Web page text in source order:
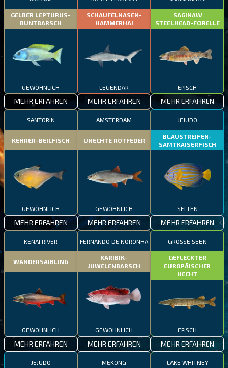
GELBER LEPTURUS-
BUNTBARSCH
GEWÖHNLICH
MEHR ERFAHREN
SCHAUFELNASEN-
HAMMERHAI
LEGENDÄR
MEHR ERFAHREN
SAGINAW
STEELHEAD-FORELLE
EPISCH
MEHR ERFAHREN
SANTORIN
KEHRER-BEILFISCH
GEWÖHNLICH
MEHR ERFAHREN
AMSTERDAM
UNECHTE ROTFEDER
GEWÖHNLICH
MEHR ERFAHREN
JEJUDO
BLAUSTREIFEN-
SAMTKAISERFISCH
SELTEN
MEHR ERFAHREN
KENAI RIVER
WANDERSAIBLING
GEWÖHNLICH
MEHR ERFAHREN
FERNANDO DE NORONHA
KARIBIK-
JUWELENBARSCH
GEWÖHNLICH
MEHR ERFAHREN
GROSSE SEEN
GEFLECKTER
EUROPÄISCHER
HECHT
EPISCH
MEHR ERFAHREN
JEJUDO MEKONG LAKE WHITNEY